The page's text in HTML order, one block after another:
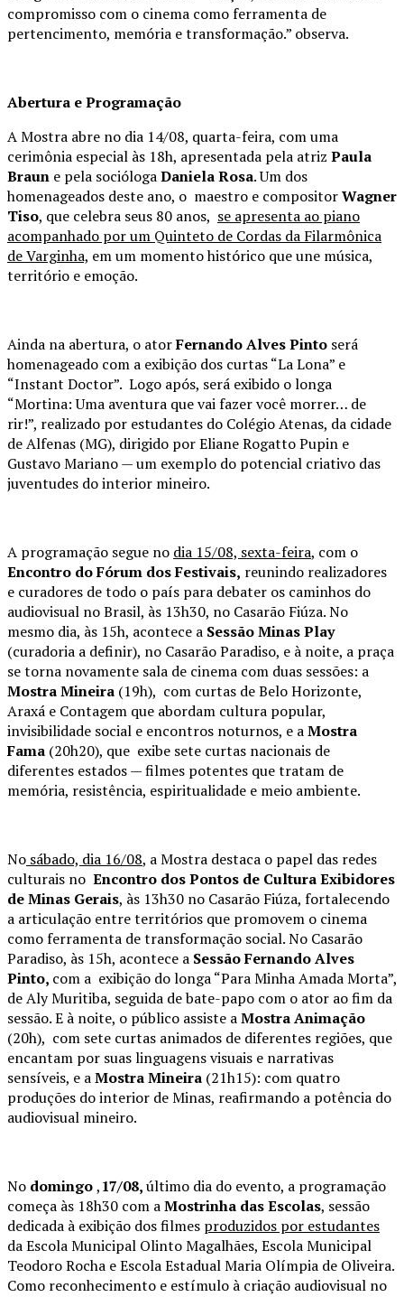
compromisso com o cinema como ferramenta de
pertencimento, memória e transformação.” observa.
Abertura e Programação
A Mostra abre no dia 14/08, quarta-feira, com uma
cerimônia especial às 18h, apresentada pela atriz Paula
Braun e pela sociólogaDaniela Rosa. Um dos
homenageados deste ano, o maestro e compositorWagner
Tiso, que celebra seus 80 anos, se apresenta ao piano
acompanhado por um Quinteto de Cordas da Filarmônica
de Varginha, em um momento histórico que une música,
território e emoção.
Ainda na abertura, o atorFernando Alves Pinto será
homenageado com a exibição dos curtas “La Lona” e
“Instant Doctor”. Logo após, será exibido o longa
“Mortina: Uma aventura que vai fazer você morrer… de
rir!”, realizado por estudantes do Colégio Atenas, da cidade
de Alfenas (MG), dirigido por Eliane Rogatto Pupin e
Gustavo Mariano — um exemplo do potencial criativo das
juventudes do interior mineiro.
A programação segue no dia 15/08, sexta-feira, com o
Encontro do Fórum dos Festivais, reunindo realizadores
e curadores de todo o país para debater os caminhos do
audiovisual no Brasil, às 13h30, no Casarão Fiúza. No
mesmo dia, às 15h, acontece a Sessão Minas Play
(curadoria a definir), no Casarão Paradiso, e à noite, a praça
se torna novamente sala de cinema com duas sessões: a
Mostra Mineira (19h), com curtas de Belo Horizonte,
Araxá e Contagem que abordam cultura popular,
invisibilidade social e encontros noturnos, e aMostra
Fama (20h20), que exibe sete curtas nacionais de
diferentes estados — filmes potentes que tratam de
memória, resistência, espiritualidade e meio ambiente.
No sábado, dia 16/08, a Mostra destaca o papel das redes
culturais no Encontro dos Pontos de Cultura Exibidores
de Minas Gerais, às 13h30 no Casarão Fiúza, fortalecendo
a articulação entre territórios que promovem o cinema
como ferramenta de transformação social. No Casarão
Paradiso, às 15h, acontece a Sessão Fernando Alves
Pinto, com a exibição do longa “Para Minha Amada Morta”,
de Aly Muritiba, seguida de bate-papo com o ator ao fim da
sessão. E à noite, o público assiste aMostra Animação
(20h), com sete curtas animados de diferentes regiões, que
encantam por suas linguagens visuais e narrativas
sensíveis, e aMostra Mineira (21h15): com quatro
produções do interior de Minas, reafirmando a potência do
audiovisual mineiro.
No domingo,17/08,último dia do evento, a programação
começa às 18h30 com aMostrinha das Escolas, sessão
dedicada à exibição dos filmes produzidos por estudantes
da Escola Municipal Olinto Magalhães, Escola Municipal
Teodoro Rocha e Escola Estadual Maria Olímpia de Oliveira.
Como reconhecimento e estímulo à criação audiovisual no